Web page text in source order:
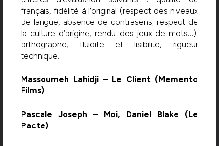
français, fidélité à l’original (respect des niveaux
de langue, absence de contresens, respect de
la culture d’origine, rendu des jeux de mots…),
orthographe, fluidité et lisibilité, rigueur
technique.
Massoumeh Lahidji – Le Client (Memento
Films)
Pascale Joseph – Moi, Daniel Blake (Le
Pacte)